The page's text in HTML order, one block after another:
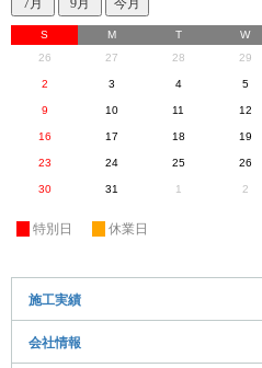
S M T W
26
27 28 29
2 3 4 5
9 10 11 12
16 17 18 19
23 24 25 26
30 31 1 2
特別日 休業日
施工実績
会社情報